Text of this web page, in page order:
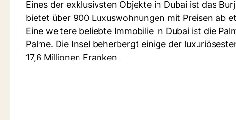
Eines der exklusivsten Objekte in Dubai ist das
bietet über 900 Luxuswohnungen mit Preisen ab
Eine weitere beliebte Immobilie in Dubai ist die
Palme. Die Insel beherbergt einige der
17,6 Millionen Franken.